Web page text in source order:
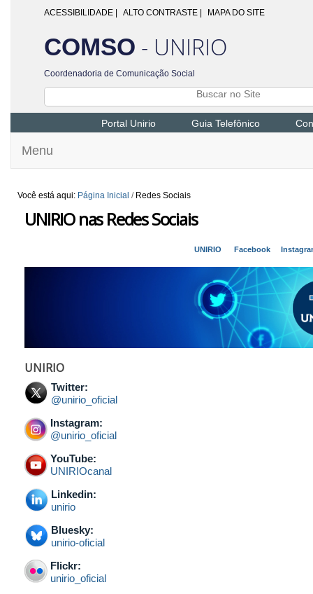
ACESSIBILIDADE ALTO CONTRASTE | MAPA DO SITE
COMSO - UNIRIO
Coordenadoria de Comunicação Social
Portal Unirio Guia Telefônico
Menu
Você está aqui: Página Inicial / Redes Sociais
UNIRIO nas Redes Sociais
Facebook
UNIRIO
UNIRIO
Twitter:
@unirio_oficial
Instagram:
@unirio_oficial
YouTube:
UNIRIOcanal
Linkedin:
unirio
Bluesky:
unirio-oficial
Flickr:
unirio_oficial